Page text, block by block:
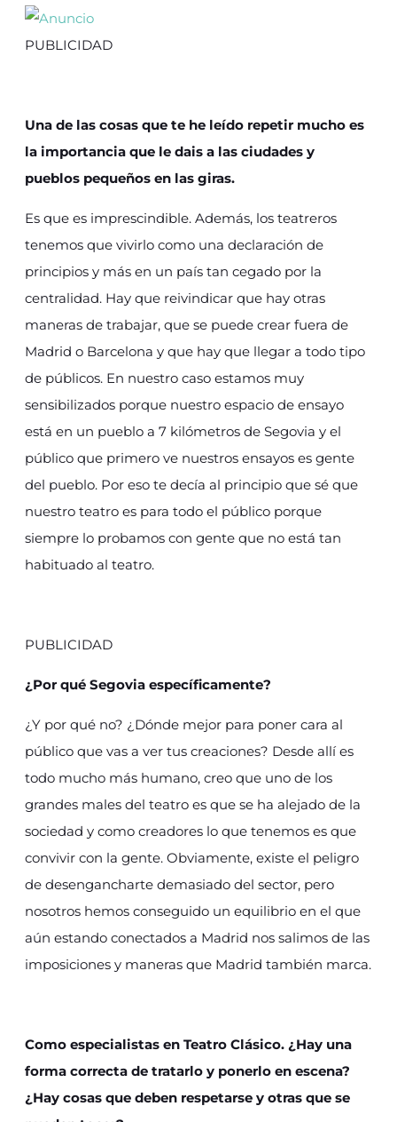
PUBLICIDAD
Una de las cosas que te he leído repetir mucho es
la importancia que le dais a las ciudades y
pueblos pequeños en las giras.
Es que es imprescindible. Además, los teatreros
tenemos que vivirlo como una declaración de
principios y más en un país tan cegado por la
centralidad. Hay que reivindicar que hay otras
maneras de trabajar, que se puede crear fuera de
Madrid o Barcelona y que hay que llegar a todo tipo
de públicos. En nuestro caso estamos muy
sensibilizados porque nuestro espacio de ensayo
está en un pueblo a 7 kilómetros de Segovia y el
público que primero ve nuestros ensayos es gente
del pueblo. Por eso te decía al principio que sé que
nuestro teatro es para todo el público porque
siempre lo probamos con gente que no está tan
habituado al teatro.
PUBLICIDAD
¿Por qué Segovia específicamente?
¿Y por qué no? ¿Dónde mejor para poner cara al
público que vas a ver tus creaciones? Desde allí es
todo mucho más humano, creo que uno de los
grandes males del teatro es que se ha alejado de la
sociedad y como creadores lo que tenemos es que
convivir con la gente. Obviamente, existe el peligro
de desengancharte demasiado del sector, pero
nosotros hemos conseguido un equilibrio en el que
aún estando conectados a Madrid nos salimos de las
imposiciones y maneras que Madrid también marca.
Como especialistas en Teatro Clásico. ¿Hay una
forma correcta de tratarlo y ponerlo en escena?
¿Hay cosas que deben respetarse y otras que se